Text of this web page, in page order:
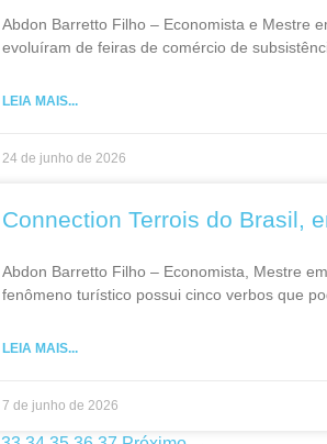
Abdon Barretto Filho – Economista e Mestre
evoluíram de feiras de comércio de
LEIA MAIS...
24 de junho de 2026
Connection Terrois do Brasil,
Abdon Barretto Filho – Economista, Mestre
fenômeno turístico possui cinco verbos que
LEIA MAIS...
7 de junho de 2026